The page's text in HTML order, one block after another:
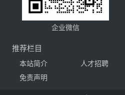
企业微信
推荐栏目
本站简介 人才招聘
免责声明